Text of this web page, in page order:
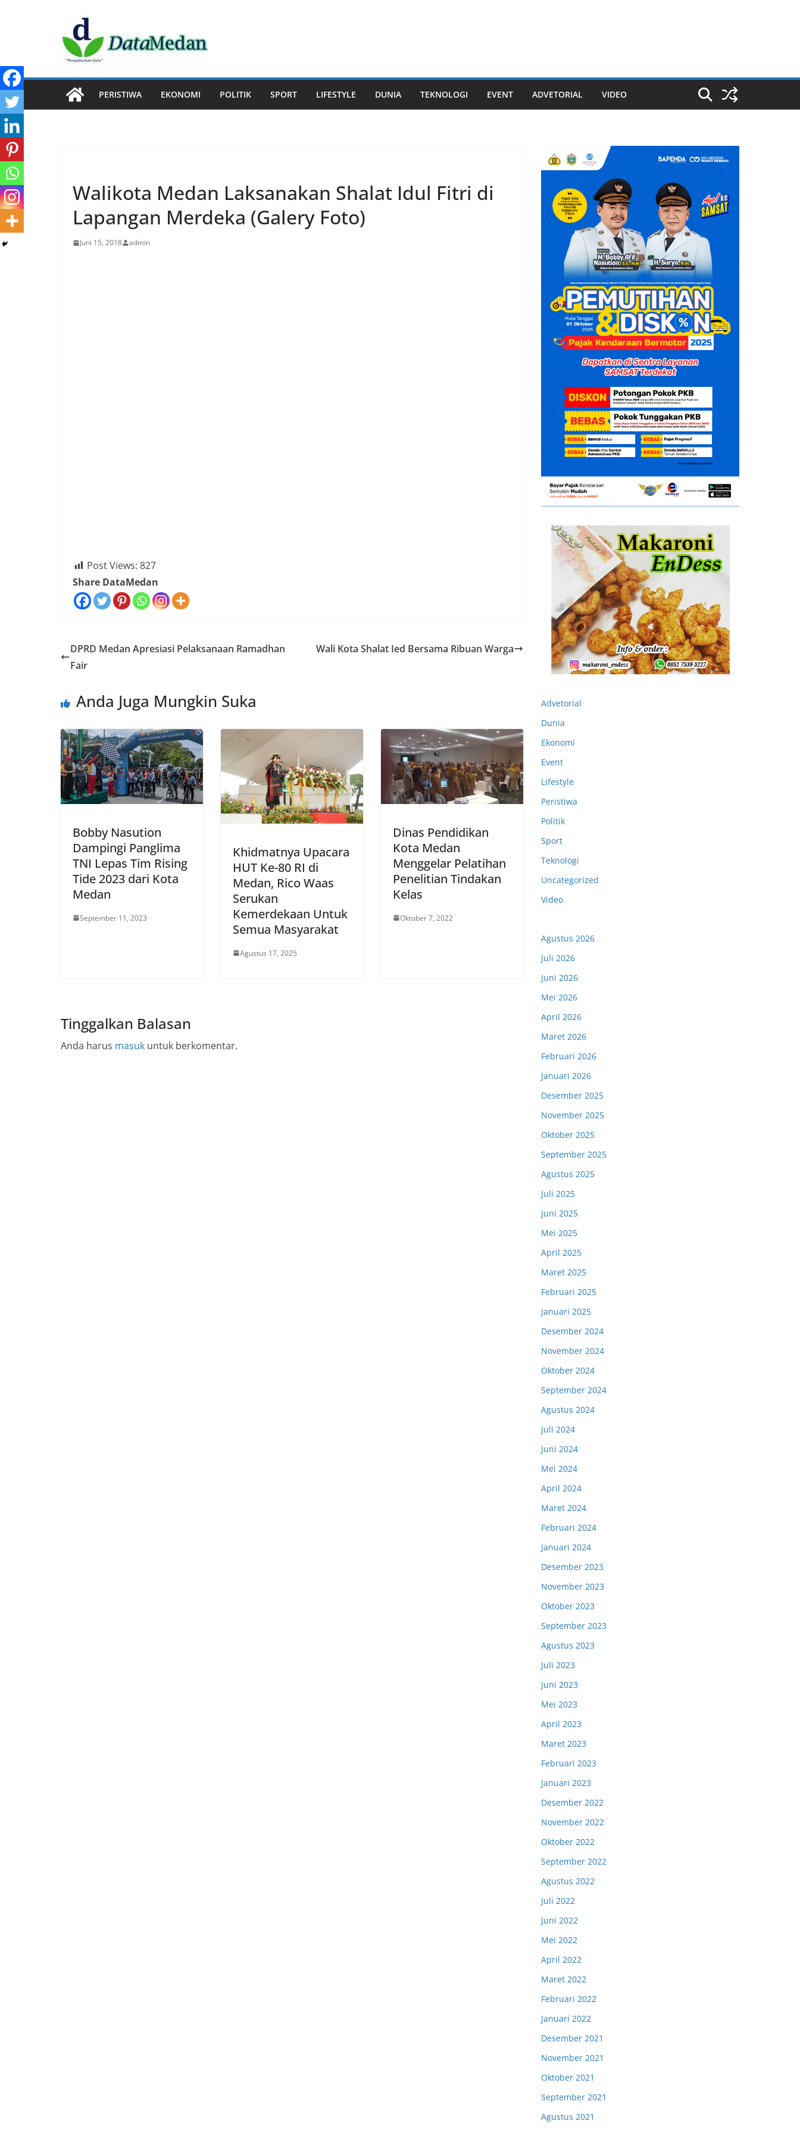
PERISTIWA EKONOMI POLITIK SPORT LIFESTYLE DUNIA TEKNOLOGI EVENT ADVETORIAL VIDEO
Walikota Medan Laksanakan Shalat Idul Fitri di
Lapangan Merdeka (Galery Foto)
Juni 15, 2018 admin
Post Views: 827
Share DataMedan
DPRD Medan Apresiasi Pelaksanaan Ramadhan
Fair
Wali Kota Shalat Ied Bersama Ribuan Warga
Anda Juga Mungkin Suka
Bobby Nasution
Dampingi Panglima
TNI Lepas Tim Rising
Tide 2023 dari Kota
Medan
September 11, 2023
Khidmatnya Upacara
HUT Ke-80 RI di
Medan, Rico Waas
Serukan
Kemerdekaan Untuk
Semua Masyarakat
Agustus 17, 2025
Dinas Pendidikan
Kota Medan
Menggelar Pelatihan
Penelitian Tindakan
Kelas
Oktober 7, 2022
Tinggalkan Balasan
Anda harus masuk untuk berkomentar.
Advetorial
Dunia
Ekonomi
Event
Lifestyle
Peristiwa
Politik
Sport
Teknologi
Uncategorized
Video
Agustus 2026
Juli 2026
Juni 2026
Mei 2026
April 2026
Maret 2026
Februari 2026
Januari 2026
Desember 2025
November 2025
Oktober 2025
September 2025
Agustus 2025
Juli 2025
Juni 2025
Mei 2025
April 2025
Maret 2025
Februari 2025
Januari 2025
Desember 2024
November 2024
Oktober 2024
September 2024
Agustus 2024
Juli 2024
Juni 2024
Mei 2024
April 2024
Maret 2024
Februari 2024
Januari 2024
Desember 2023
November 2023
Oktober 2023
September 2023
Agustus 2023
Juli 2023
Juni 2023
Mei 2023
April 2023
Maret 2023
Februari 2023
Januari 2023
Desember 2022
November 2022
Oktober 2022
September 2022
Agustus 2022
Juli 2022
Juni 2022
Mei 2022
April 2022
Maret 2022
Februari 2022
Januari 2022
Desember 2021
November 2021
Oktober 2021
September 2021
Agustus 2021